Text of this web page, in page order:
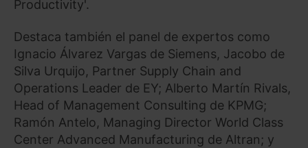
Productivity'.
Destaca también el panel de expertos como
Ignacio Álvarez Vargas de Siemens, Jacobo de
Silva Urquijo, Partner Supply Chain and
Operations Leader de EY; Alberto Martín Rivals,
Head of Management Consulting de KPMG;
Ramón Antelo, Managing Director World Class
Center Advanced Manufacturing de Altran; y